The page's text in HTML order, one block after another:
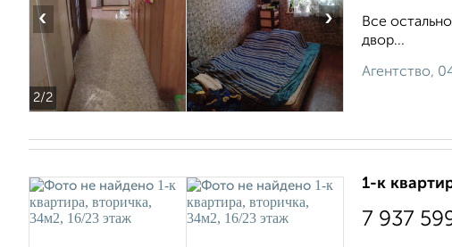
2/2
‹ ›
Все
двор...
Агентство,
1-к
7 937